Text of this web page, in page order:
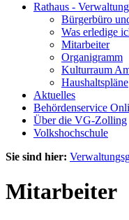
Rathaus - Verwaltung
Bürgerbüro
Was erledige
Mitarbeiter
Organigramm
Kulturraum
Haushaltspläne
Aktuelles
Behördenservice
Über die VG-Zolling
Volkshochschule
Sie sind hier:
Mitarbeiter